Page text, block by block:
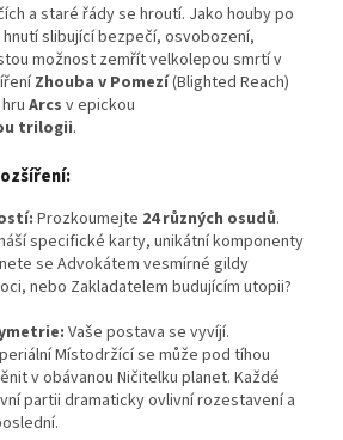
a staré řády se hroutí. Jako houby po
slibující bezpečí, osvobození,
možnost zemřít velkolepou smrtí v
Zhouba v Pomezí(Blighted Reach)
Arcs v epickou
trilogii.
Prozkoumejte 24 různých osudů.
specifické karty, unikátní komponenty
se Advokátem vesmírné gildy
nebo Zakladatelem budujícím utopii?
Vaše postava se vyvíjí.
Místodržící se může pod tíhou
v obávanou Ničitelku planet. Každé
partii dramaticky ovlivní rozestavení a